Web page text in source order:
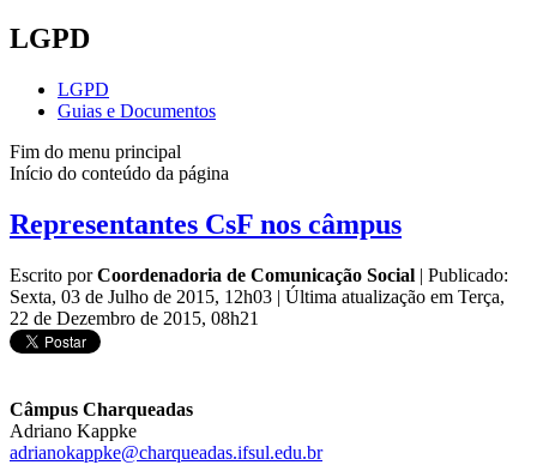
LGPD
LGPD
Guias e Documentos
Fim do menu principal
Início do conteúdo da página
Representantes CsF nos câmpus
Escrito porCoordenadoria de Comunicação Social | Publicado:
Sexta, 03 de Julho de 2015, 12h03 | Última atualização em Terça,
22 de Dezembro de 2015, 08h21
Câmpus Charqueadas
Adriano Kappke
adrianokappke@charqueadas.ifsul.edu.br